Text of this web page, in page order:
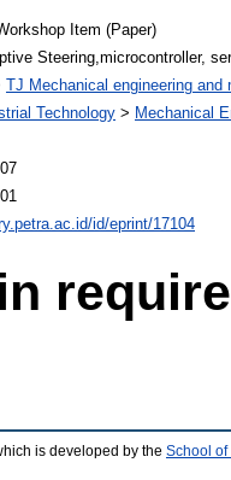
Item (Paper)
Steering,microcontroller,
TJ Mechanical engineering and
Technology > Mechanical
id/eprint/17104
is developed by the School of